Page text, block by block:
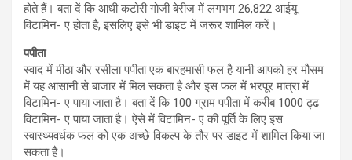
होते हैं। बता दें कि आधी कटोरी गोजी बेरीज में लगभग 26,822 आईयू
विटामिन- ए होता है, इसलिए इसे भी डाइट में जरूर शामिल करें।
पपीता
स्वाद में मीठा और रसीला पपीता एक बारहमासी फल है यानी आपको हर मौसम
में यह आसानी से बाजार में मिल सकता है और इस फल में भरपूर मात्रा में
विटामिन- ए पाया जाता है। बता दें कि 100 ग्राम पपीता में करीब 1000 ढ्ढ
विटामिन- ए पाया जाता है। ऐसे में विटामिन- ए की पूर्ति के लिए इस
स्वास्थ्यवर्धक फल को एक अच्छे विकल्प के तौर पर डाइट में शामिल किया जा
सकता है।